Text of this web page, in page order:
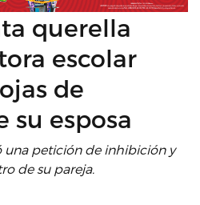
querella
escolar
de
su esposa
una petición de inhibición y
de su pareja.